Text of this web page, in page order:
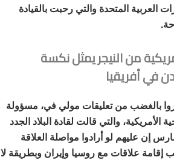
العربية المتحدة والتي رحبت بالقيادة
من النيجر يمثل نكسة
في أفريقيا
بالغضب من تعليقات مولي في، مسؤولة
والتي قالت لقادة البلاد الجدد
إن عليهم لو أرادوا مواصلة العلاقة
إقامة علاقات مع روسيا وإيران وبطريقة لا